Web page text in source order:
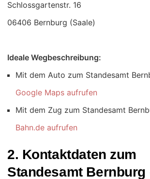
06406 Bernburg (Saale)
Ideale Wegbeschreibung:
Mit dem Auto zum Standesamt
Google Maps aufrufen
Mit dem Zug zum Standesamt
Bahn.de aufrufen
2. Kontaktdaten zum
Standesamt Bernburg